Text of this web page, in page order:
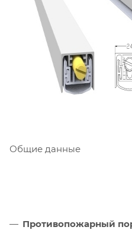
Общие данные
Противопожарный